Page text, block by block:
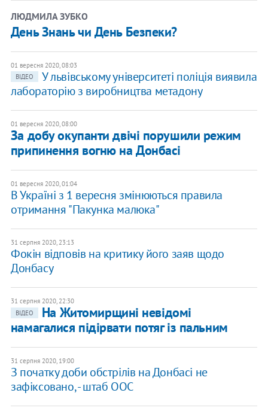
ЛЮДМИЛА ЗУБКО
День Знань чи День Безпеки?
01 вересня 2020, 08:03
ВІДЕО
У львівському університеті поліція виявила
лабораторію з виробництва метадону
01 вересня 2020, 08:00
За добу окупанти двічі порушили режим
припинення вогню на Донбасі
01 вересня 2020, 01:04
В Україні з 1 вересня змінюються правила
отримання "Пакунка малюка"
31 серпня 2020, 23:13
Фокін відповів на критику його заяв щодо
Донбасу
31 серпня 2020, 22:30
ВІДЕО
На Житомирщині невідомі
намагалися підірвати потяг із пальним
31 серпня 2020, 19:00
З початку доби обстрілів на Донбасі не
зафіксовано, - штаб ООС